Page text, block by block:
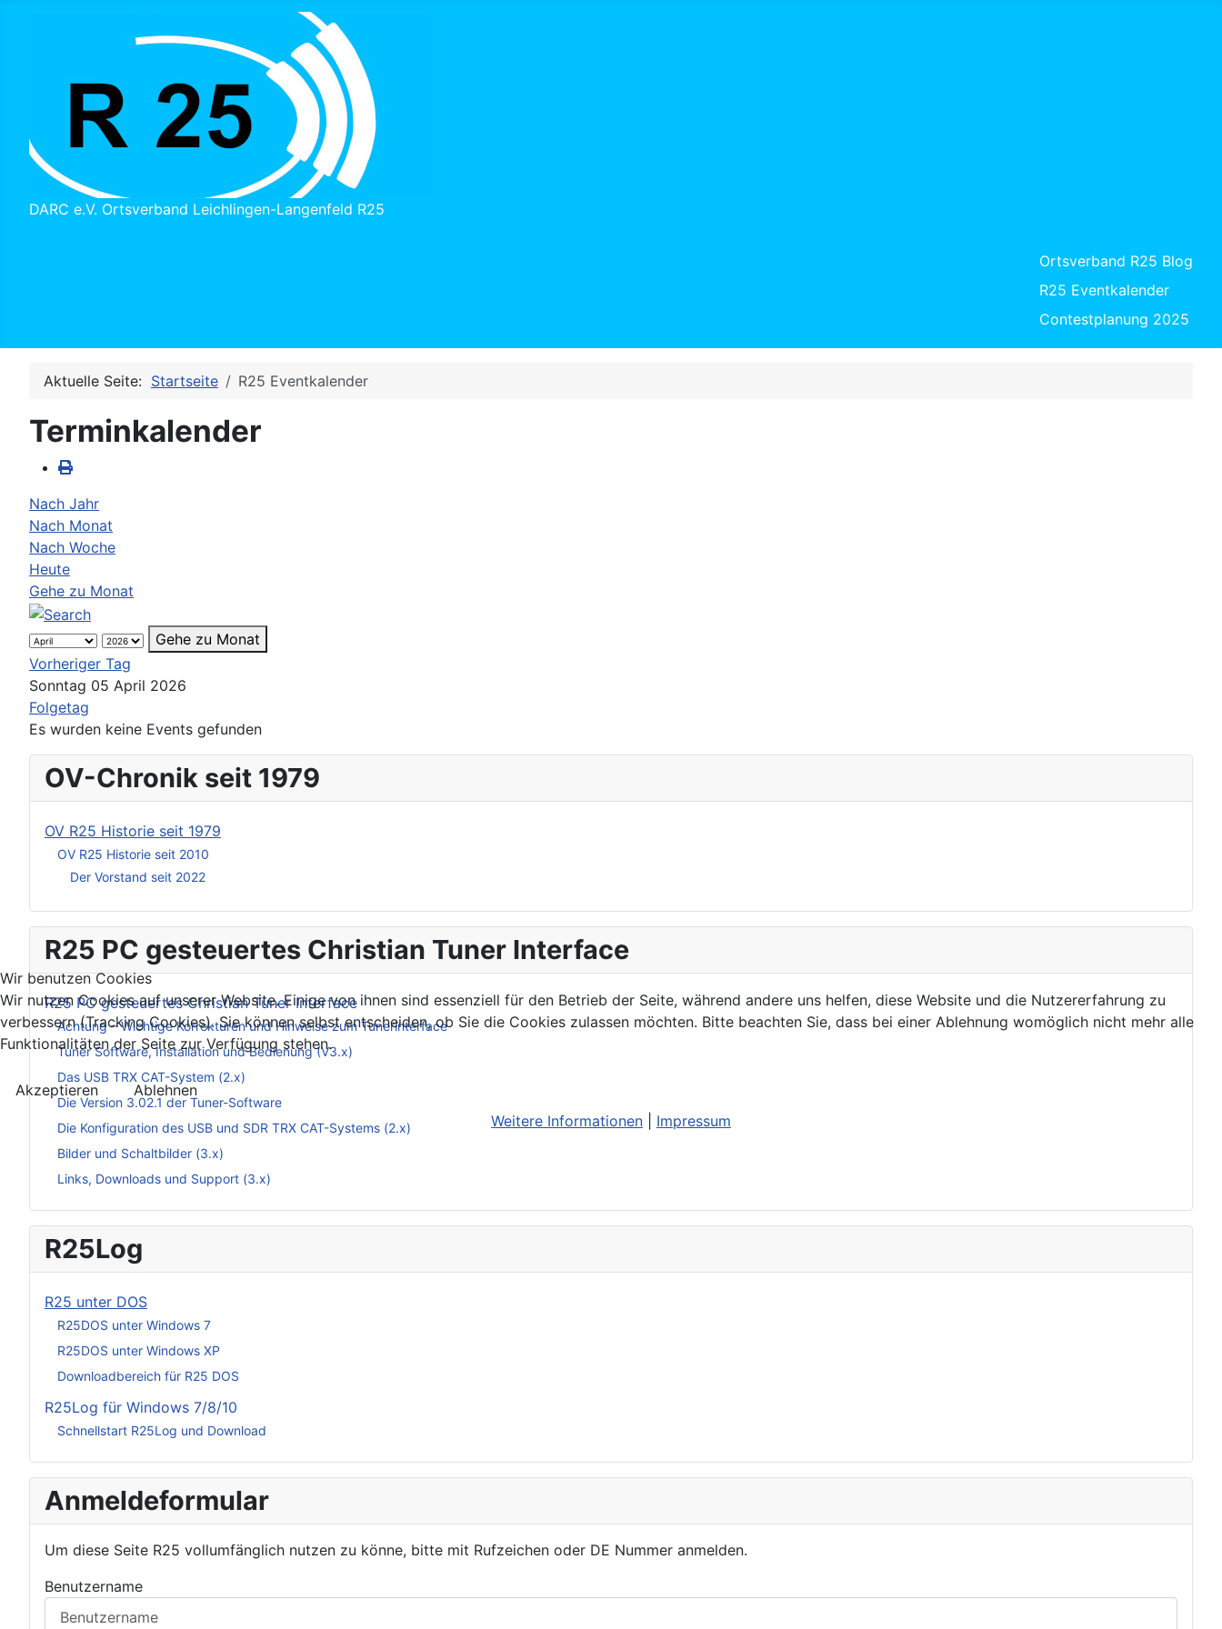
DARC e.V. Ortsverband Leichlingen-Langenfeld R25
Ortsverband R25 Blog
R25 Eventkalender
Contestplanung 2025
OV-Chronik seit 1979
OV R25 Historie seit 1979
OV R25 Historie seit 2010
Der Vorstand seit 2022
R25 PC gesteuertes Christian Tuner Interface
R25 PC gesteuertes Christian Tuner Interface
Achtung – Wichtige Korrekturen und Hinweise zum Tunerinterface
Tuner Software, Installation und Bedienung (V3.x)
Das USB TRX CAT-System (2.x)
Die Version 3.02.1 der Tuner-Software
Die Konfiguration des USB und SDR TRX CAT-Systems (2.x)
Bilder und Schaltbilder (3.x)
Links, Downloads und Support (3.x)
R25Log
R25 unter DOS
R25DOS unter Windows 7
R25DOS unter Windows XP
Downloadbereich für R25 DOS
R25Log für Windows 7/8/10
Schnellstart R25Log und Download
Anmeldeformular
Um diese Seite R25 vollumfänglich nutzen zu könne, bitte mit Rufzeichen oder DE Nummer anmelden.
Benutzername
Aktuelle Seite: Startseite R25 Eventkalender
Terminkalender
Nach Jahr
Nach Monat
Nach Woche
Heute
Gehe zu Monat
Gehe zu Monat
Vorheriger Tag
Sonntag 05 April 2026
Folgetag
Es wurden keine Events gefunden
Wir benutzen Cookies
Wir nutzen Cookies auf unserer Website. Einige von ihnen sind essenziell für den Betrieb der Seite, während andere uns helfen, diese Website und die Nutzererfahrung zu
verbessern (Tracking Cookies). Sie können selbst entscheiden, ob Sie die Cookies zulassen möchten. Bitte beachten Sie, dass bei einer Ablehnung womöglich nicht mehr alle
Funktionalitäten der Seite zur Verfügung stehen.
Akzeptieren
Ablehnen
Weitere Informationen
Impressum